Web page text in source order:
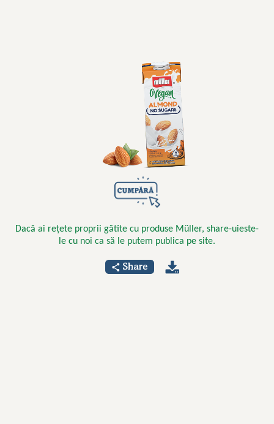
Dacă ai rețete proprii gătite cu produse Müller, share-uieste-
le cu noi ca să le putem publica pe site.